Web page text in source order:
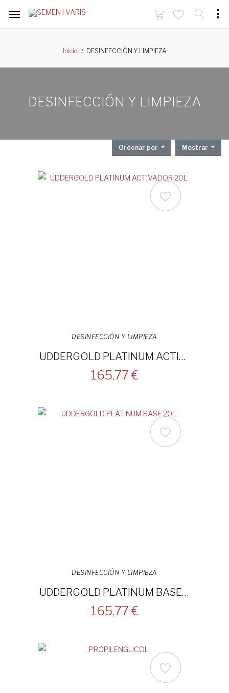
Inicio DESINFECCIÓN Y LIMPIEZA
DESINFECCIÓN Y LIMPIEZA
Ordenar por Mostrar
DESINFECCIÓN Y LIMPIEZA
UDDERGOLD PLATINUM ACTIVADOR 20L
165,77 €
DESINFECCIÓN Y LIMPIEZA
UDDERGOLD PLATINUM BASE 20L
165,77 €